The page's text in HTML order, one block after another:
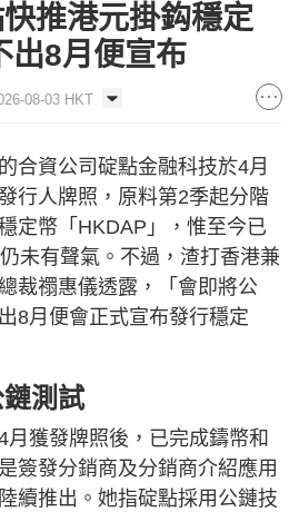
推港元掛鈎穩定
出8月便宣布
08-03 HKT
合資公司碇點金融科技於4月
行人牌照，原料第2季起分階
定幣「HKDAP」，惟至今已
未有聲氣。不過，渣打香港兼
裁禤惠儀透露，「會即將公
8月便會正式宣布發行穩定
測試
獲發牌照後，已完成鑄幣和
簽發分銷商及分銷商介紹應用
續推出。她指碇點採用公鏈技